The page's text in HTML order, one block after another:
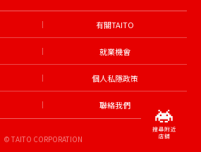
有關TAITO
就業機會
個人私隱政策
聯絡我們
© TAITO CORPORATION